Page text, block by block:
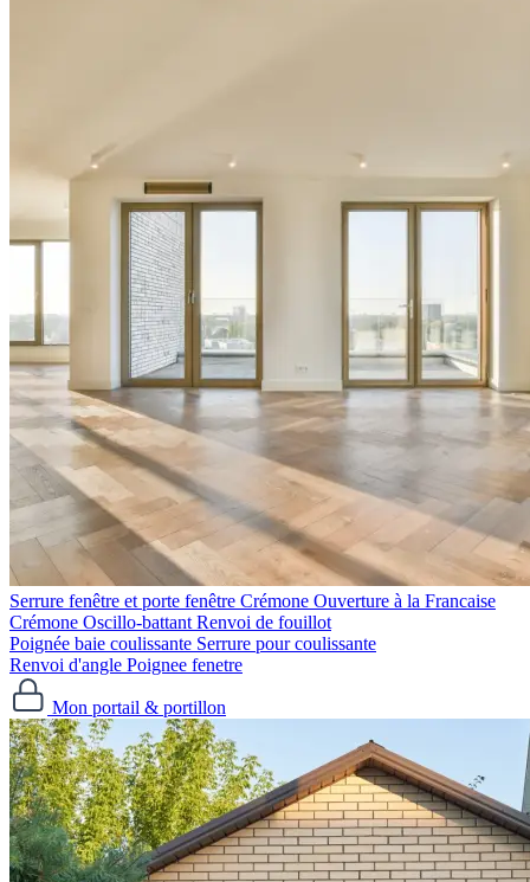
Serrure fenêtre et porte fenêtre
Crémone Ouverture à la Francaise
Crémone Oscillo-battant Renvoi de fouillot
Poignée baie coulissante Serrure pour coulissante
Renvoi d'angle Poignee fenetre
Mon portail & portillon